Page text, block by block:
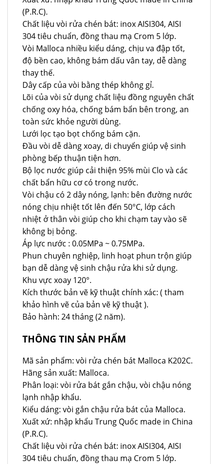
(P.R.C).
Chất liệu vòi rửa chén bát: inox AISI304, AISI
304 tiêu chuẩn, đồng thau mạ Crom 5 lớp.
Vòi Malloca nhiều kiểu dáng, chịu va đập tốt,
độ bền cao, không bám dấu vân tay, dễ dàng
thay thế.
Dây cấp của vòi bằng thép không gỉ.
Lõi của vòi sử dụng chất liệu đồng nguyên chất
chống oxy hóa, chống bám bẩn bên trong, an
toàn sức khỏe người dùng.
Lưới lọc tạo bọt chống bám cặn.
Đầu vòi dễ dàng xoay, di chuyển giúp vệ sinh
phòng bếp thuận tiện hơn.
Bộ lọc nước giúp cải thiện 95% mùi Clo và các
chất bẩn hữu cơ có trong nước.
Vòi chậu có 2 dây nóng, lạnh: bên đường nước
nóng chịu nhiệt tốt lên đến 50°C, lớp cách
nhiệt ở thân vòi giúp cho khi chạm tay vào sẽ
không bị bỏng.
Áp lực nước : 0.05MPa ~ 0.75MPa.
Phun chuyên nghiệp, linh hoạt phun trộn giúp
bạn dễ dàng vệ sinh chậu rửa khi sử dụng.
Khu vực xoay 120°.
Kích thước bản vẽ kỹ thuật chính xác: ( tham
khảo hình vẽ của bản vẽ kỹ thuật ).
Bảo hành: 24 tháng (2 năm).
THÔNG TIN SẢN PHẨM
Mã sản phẩm: vòi rửa chén bát Malloca K202C.
Hãng sản xuất: Malloca.
Phân loại: vòi rửa bát gắn chậu, vòi chậu nóng
lạnh nhập khẩu.
Kiểu dáng: vòi gắn chậu rửa bát của Malloca.
Xuất xứ: nhập khẩu Trung Quốc made in China
(P.R.C).
Chất liệu vòi rửa chén bát: inox AISI304, AISI
304 tiêu chuẩn, đồng thau mạ Crom 5 lớp.